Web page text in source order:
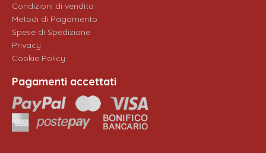
Condizioni di vendita
Metodi di Pagamento
Spese di Spedizione
Privacy
Cookie Policy
Pagamenti accettati